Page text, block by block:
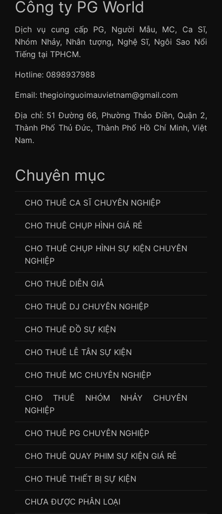
Công ty PG World
Dịch vụ cung cấp PG, Người Mẫu, MC, Ca Sĩ,
Nhóm Nhảy, Nhân tượng, Nghệ Sĩ, Ngôi Sao Nổi
Tiếng tại TPHCM.
Hotline: 0898937988
Email: thegioinguoimauvietnam@gmail.com
Địa chỉ: 51 Đường 66, Phường Thảo Điền, Quận 2,
Thành Phố Thủ Đức, Thành Phố Hồ Chí Minh, Việt
Nam.
Chuyên mục
CHO THUÊ CA SĨ CHUYÊN NGHIỆP
CHO THUÊ CHỤP HÌNH GIÁ RẺ
CHO THUÊ CHỤP HÌNH SỰ KIỆN CHUYÊN
NGHIỆP
CHO THUÊ DIỄN GIẢ
CHO THUÊ DJ CHUYÊN NGHIỆP
CHO THUÊ ĐỒ SỰ KIỆN
CHO THUÊ LỄ TÂN SỰ KIỆN
CHO THUÊ MC CHUYÊN NGHIỆP
CHO THUÊ NHÓM NHẢY CHUYÊN
NGHIỆP
CHO THUÊ PG CHUYÊN NGHIỆP
CHO THUÊ QUAY PHIM SỰ KIỆN GIÁ RẺ
CHO THUÊ THIẾT BỊ SỰ KIỆN
CHƯA ĐƯỢC PHÂN LOẠI